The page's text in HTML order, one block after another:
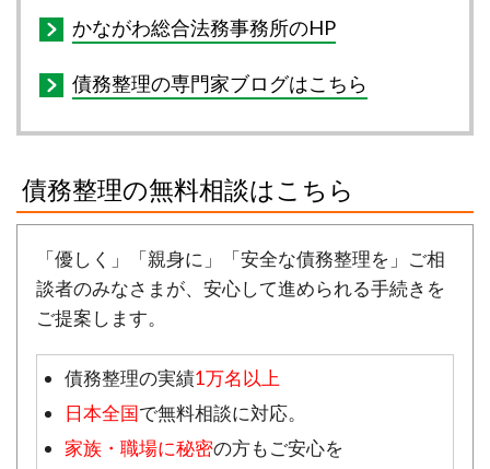
かながわ総合法務事務所のHP
債務整理の専門家ブログはこちら
債務整理の無料相談はこちら
「優しく」「親身に」「安全な債務整理を」ご相
談者のみなさまが、安心して進められる手続きを
ご提案します。
債務整理の実績1万名以上
日本全国で無料相談に対応。
家族・職場に秘密の方もご安心を